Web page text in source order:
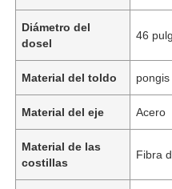
Diámetro del
dosel
46
Material del toldo
Material del eje Acero
Material de las
costillas
Fibra